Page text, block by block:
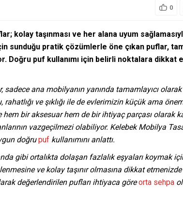
0
kolay taşınması ve her alana uyum
sunduğu pratik çözümlerle öne çıkan puflar,
Doğru puf kullanımı için belirli noktalara dikkat
ana mobilyanın yanında tamamlayıcı
ve şıklığı ile de evlerimizin küçük ama
hem bir aksesuar hem de bir ihtiyaç parçası olarak
vazgeçilmezi olabiliyor. Kelebek Mobilya
doğrupuf kullanımını anlattı.
gibi ortalıkta dolaşan fazlalık eşyaları koymak
ve kolay taşınır olmasına dikkat
değerlendirilen pufları ihtiyaca göreorta sehpa